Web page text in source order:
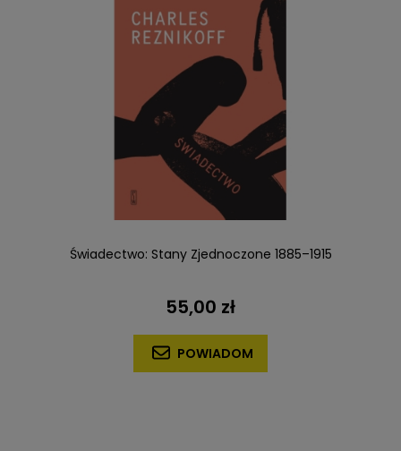
Świadectwo: Stany Zjednoczone 1885–1915
55,00 zł
POWIADOM